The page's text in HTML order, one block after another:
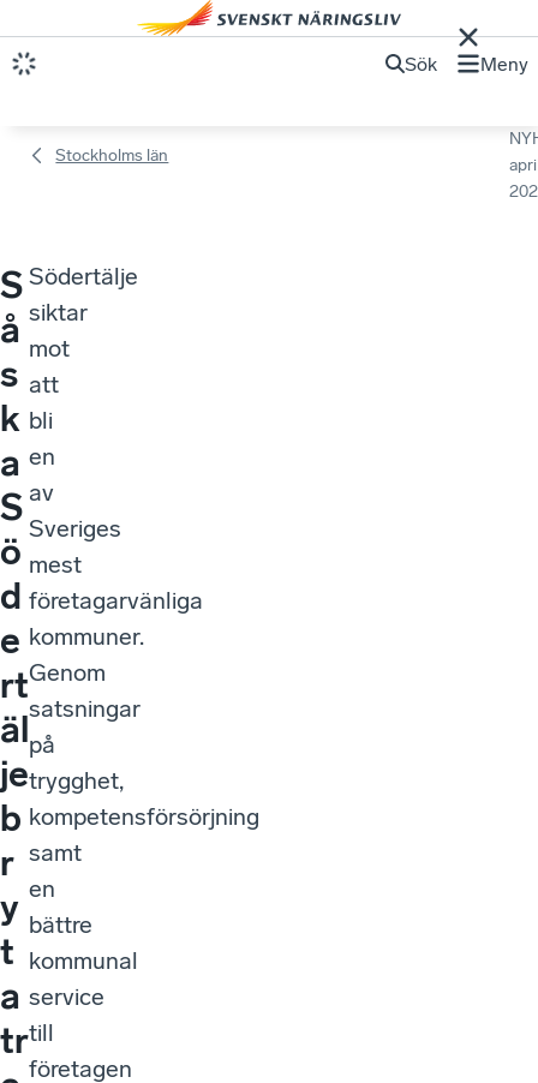
Sök Meny
Stockholms län
S
å
s
k
a
S
ö
d
e
rt
äl
je
b
r
y
t
a
tr
Södertälje
siktar
mot
att
bli
en
av
Sveriges
mest
företagarvänliga
kommuner.
Genom
satsningar
på
trygghet,
kompetensförsörjning
samt
en
bättre
kommunal
service
till
företagen